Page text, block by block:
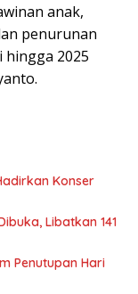
anak,
penurunan
hingga 2025
Konser
Libatkan 141
Penutupan Hari